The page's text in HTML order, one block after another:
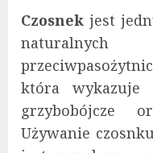
Czosnek jest
która wykazuje
grzybobójcze
Używanie